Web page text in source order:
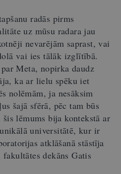
radās pirms
uz mūsu radara jau
nevarējām saprast, vai
vai ies tālāk izglītībā.
Meta, nopirka daudz
ka ar lielu spēku iet
nolēmām, ja nesāksim
šajā sfērā, pēc tam būs
lēmums bija kontekstā ar
universitātē, kur ir
atklāšanā stāstīja
dekāns Gatis